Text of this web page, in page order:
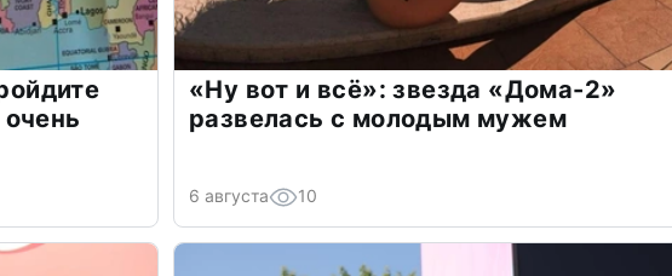
«Ну вот и всё»: звезда «Дома-2»
развелась с молодым мужем
6 августа 10